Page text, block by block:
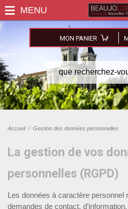
MON PANIER
Accueil/ Gestion des données personnelles
La gestion de vos
personnelles (RGPD)
Les données à caractère personnel
demandes de contact,